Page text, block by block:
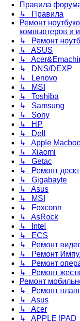
Правила
↳ Правила
Ремонт
компьютеров и
↳ Ремонт
↳ ASUS
↳
↳ DNS/DEXP
↳ Lenovo
↳ MSI
↳ Toshiba
↳ Samsung
↳ Sony
↳ HP
↳ Dell
↳ Apple
↳ Xiaomi
↳ Getac
↳ Ремонт
↳ Gigabayte
↳ Asus
↳ MSI
↳ Foxconn
↳ AsRock
↳ Intel
↳ ECS
↳ Ремонт
↳ Ремонт
↳ Ремонт
↳ Ремонт
Ремонт
↳ Ремонт
↳ Asus
↳ Acer
↳ APPLE IPAD